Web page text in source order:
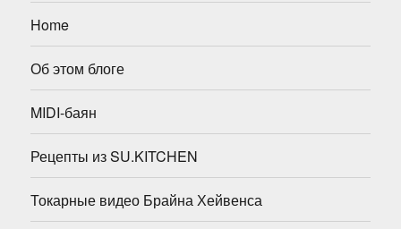
Home
Об этом блоге
MIDI-баян
Рецепты из SU.KITCHEN
Токарные видео Брайна Хейвенса